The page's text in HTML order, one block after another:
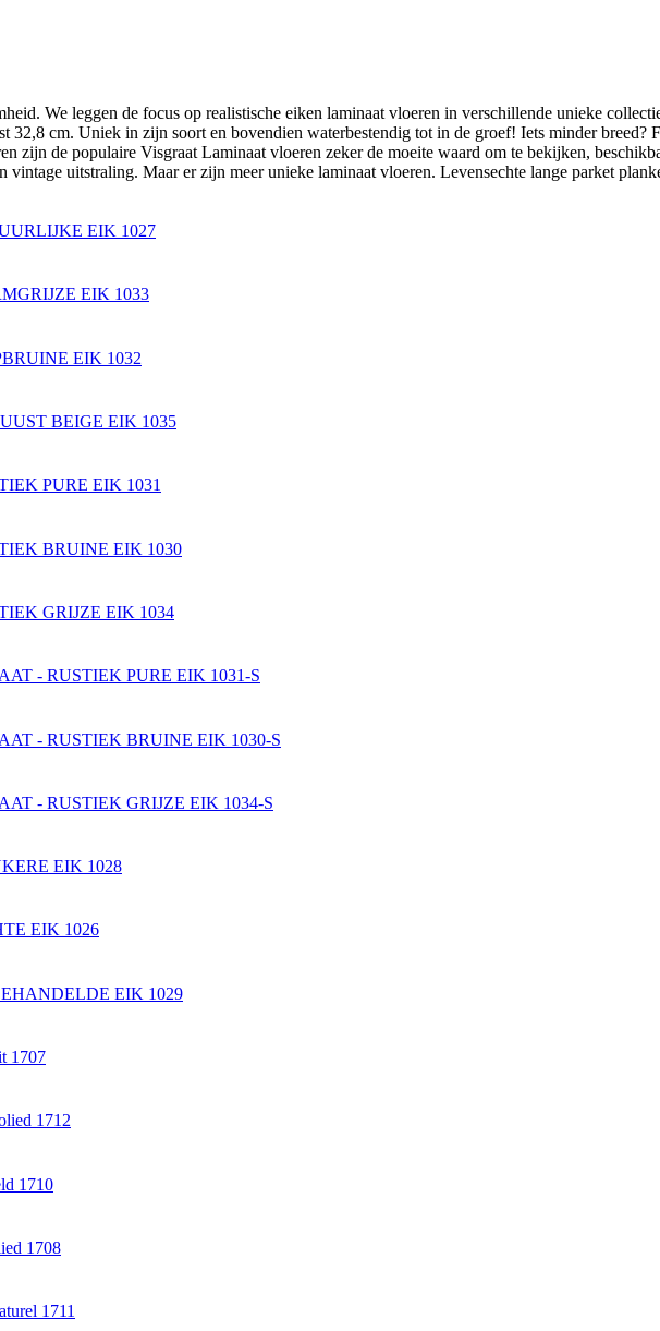
We leggen de focus op realistische eiken laminaat vloeren in verschillende unieke
32,8 cm. Uniek in zijn soort en bovendien waterbestendig tot in de groef! Iets minder breed?
zijn de populaire Visgraat Laminaat vloeren zeker de moeite waard om te bekijken,
vintage uitstraling. Maar er zijn meer unieke laminaat vloeren. Levensechte lange parket
EIK 1027
EIK 1033
EIK 1032
BEIGE EIK 1035
PURE EIK 1031
BRUINE EIK 1030
GRIJZE EIK 1034
- RUSTIEK PURE EIK 1031-S
- RUSTIEK BRUINE EIK 1030-S
- RUSTIEK GRIJZE EIK 1034-S
EIK 1028
EIK 1026
EIK 1029
1707
1712
1710
1708
1711